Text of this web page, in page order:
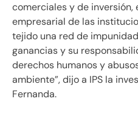
comerciales y de
empresarial de las
tejido una red de
ganancias y su
derechos humanos y
ambiente”, dijo a IPS la
Fernanda.